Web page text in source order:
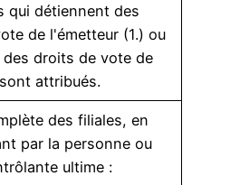
qui détiennent des
de l'émetteur (1.) ou
des droits de vote de
attribués.
des filiales, en
par la personne ou
ultime :